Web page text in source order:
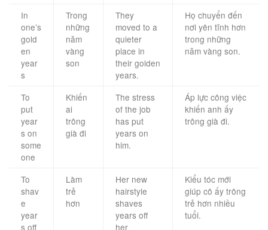
In
one’s
gold
en
year
s
Trong
những
năm
vàng
son
They
moved to a
quieter
place in
their golden
years.
Họ chuyển đến
nơi yên tĩnh hơn
trong những
năm vàng son.
To
put
year
s on
some
one
Khiến
ai
trông
già đi
The stress
of the job
has put
years on
him.
Áp lực công việc
khiến anh ấy
trông già đi.
To
shav
e
year
s off
Làm
trẻ
hơn
Her new
hairstyle
shaves
years off
her
Kiểu tóc mới
giúp cô ấy trông
trẻ hơn nhiều
tuổi.